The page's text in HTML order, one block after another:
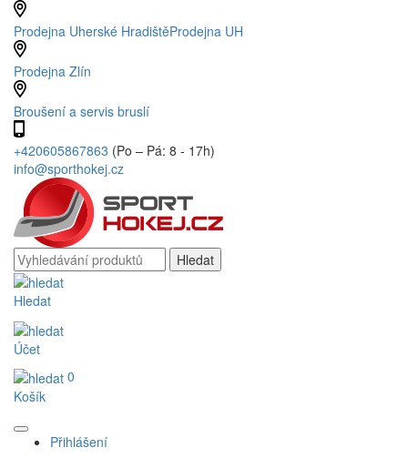
Prodejna Uherské HradištěProdejna UH
Prodejna Zlín
Broušení a servis bruslí
+420605867863 (Po – Pá: 8 - 17h)
info@sporthokej.cz
Hledat
Účet
0
Košík
Přihlášení